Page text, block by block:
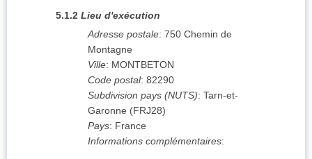
5.1.2 Lieu d'exécution
Adresse postale: 750 Chemin de
Montagne
Ville: MONTBETON
Code postal: 82290
Subdivision pays (NUTS): Tarn-et-
Garonne (FRJ28)
Pays: France
Informations complémentaires: